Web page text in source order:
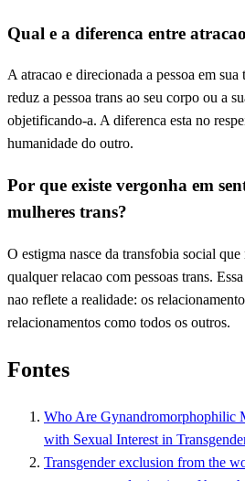
Qual e a diferenca entre
A atracao e direcionada a pessoa em
reduz a pessoa trans ao seu corpo ou a
objetificando-a. A diferenca esta no
humanidade do outro.
Por que existe vergonha em
mulheres trans?
O estigma nasce da transfobia social
qualquer relacao com pessoas trans.
nao reflete a realidade: os
relacionamentos como todos os outros.
Fontes
Who Are Gynandromorphophilic
with Sexual Interest in
Transgender exclusion from the